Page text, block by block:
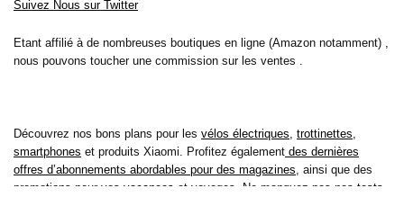
Suivez Nous sur Twitter
Etant affilié à de nombreuses boutiques en ligne (Amazon notamment) ,
nous pouvons toucher une commission sur les ventes .
Découvrez nos bons plans pour les vélos électriques, trottinettes,
smartphones et produits Xiaomi. Profitez également des dernières
offres d’abonnements abordables pour des magazines, ainsi que des
promotions pour vos vacances et voyages. Ne manquez pas nos tests